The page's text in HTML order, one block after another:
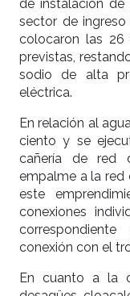
de instalación de
sector de
colocaron las 26
previstas,
sodio de alta
eléctrica.
En relación al
ciento y se
cañería de red
empalme a la red
este
conexiones
conexión con el
En cuanto a la